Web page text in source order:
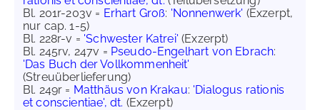
Bl. 201r-203v = Erhart Groß: 'Nonnenwerk' (Exzerpt,
nur cap. 1-5)
Bl. 228r-v = 'Schwester Katrei' (Exzerpt)
Bl. 245rv, 247v = Pseudo-Engelhart von Ebrach:
'Das Buch der Vollkommenheit'
(Streuüberlieferung)
Bl. 249r = Matthäus von Krakau: 'Dialogus rationis
et conscientiae', dt. (Exzerpt)